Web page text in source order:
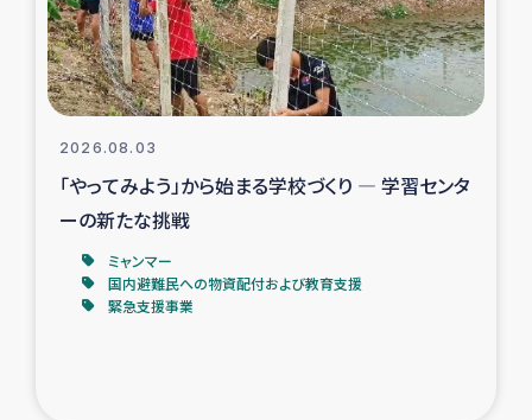
民際教育事業
女性グループPIFWANITAによる食品加工事業
ガザ人道支援
令和6年能登半島地震 緊急支援
国内避難民への物資配付および教育支援
2026.08.03
「やってみよう」から始まる学校づくり ― 学習センタ
ーの新たな挑戦
ミャンマー
国内避難民への物資配付および教育支援
緊急支援事業